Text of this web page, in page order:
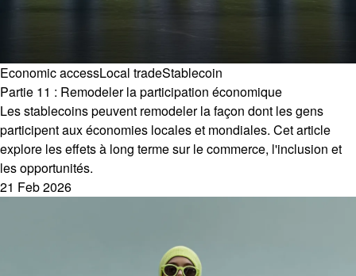
Economic accessLocal tradeStablecoin
Partie 11 : Remodeler la participation économique
Les stablecoins peuvent remodeler la façon dont les gens
participent aux économies locales et mondiales. Cet article
explore les effets à long terme sur le commerce, l'inclusion et
les opportunités.
21 Feb 2026